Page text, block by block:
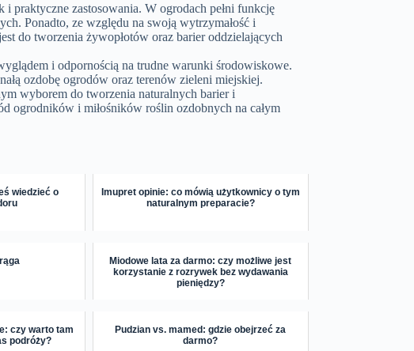
praktyczne zastosowania. W ogrodach pełni funkcję
Ponadto, ze względu na swoją wytrzymałość i
do tworzenia żywopłotów oraz barier oddzielających
i odpornością na trudne warunki środowiskowe.
ozdobę ogrodów oraz terenów zieleni miejskiej.
wyborem do tworzenia naturalnych barier i
ogrodników i miłośników roślin ozdobnych na całym
wiedzieć o
Imupret opinie: co mówią użytkownicy o tym
naturalnym preparacie?
Miodowe lata za darmo: czy możliwe jest
korzystanie z rozrywek bez wydawania
pieniędzy?
czy warto tam
podróży?
Pudzian vs. mamed: gdzie obejrzeć za
darmo?